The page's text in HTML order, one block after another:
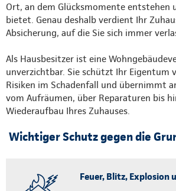
Ort, an dem Glücksmomente entstehen
bietet. Genau deshalb verdient Ihr
Absicherung, auf die Sie sich immer
Als Hausbesitzer ist eine
unverzichtbar. Sie schützt Ihr Eigentum
Risiken im Schadenfall und übernimmt
vom Aufräumen, über Reparaturen bis
Wiederaufbau Ihres Zuhauses.
Wichtiger Schutz gegen die
Feuer, Blitz, Explosion